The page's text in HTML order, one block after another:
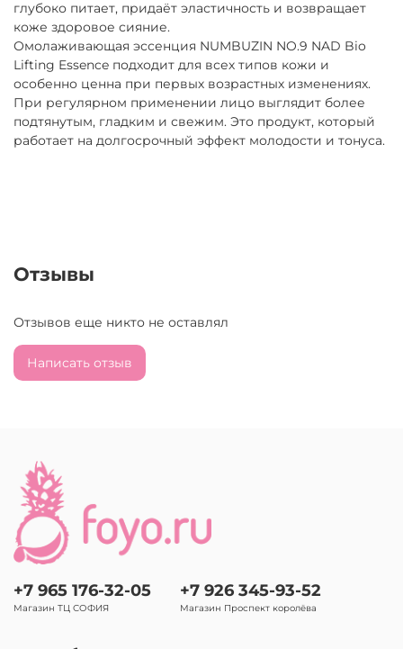
глубоко питает, придаёт эластичность и возвращает
коже здоровое сияние.
Омолаживающая эссенция NUMBUZIN NO.9 NAD Bio
Lifting Essence подходит для всех типов кожи и
особенно ценна при первых возрастных изменениях.
При регулярном применении лицо выглядит более
подтянутым, гладким и свежим. Это продукт, который
работает на долгосрочный эффект молодости и тонуса.
Отзывы
Отзывов еще никто не оставлял
Написать отзыв
+7 965 176-32-05
Магазин ТЦ СОФИЯ
+7 926 345-93-52
Магазин Проспект королёва